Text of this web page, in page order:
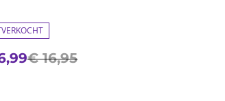
€ 16,95